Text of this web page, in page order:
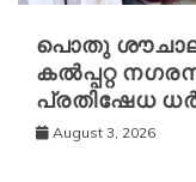
പൊതു
കൽപ്പറ്റ
പ്രതിഷേധ
August 3, 2026